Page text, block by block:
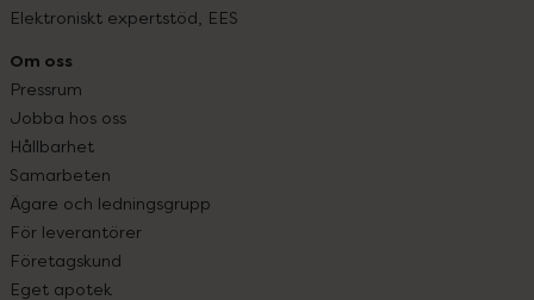
Elektroniskt expertstöd, EES
Om oss
Pressrum
Jobba hos oss
Hållbarhet
Samarbeten
Ägare och ledningsgrupp
För leverantörer
Företagskund
Eget apotek